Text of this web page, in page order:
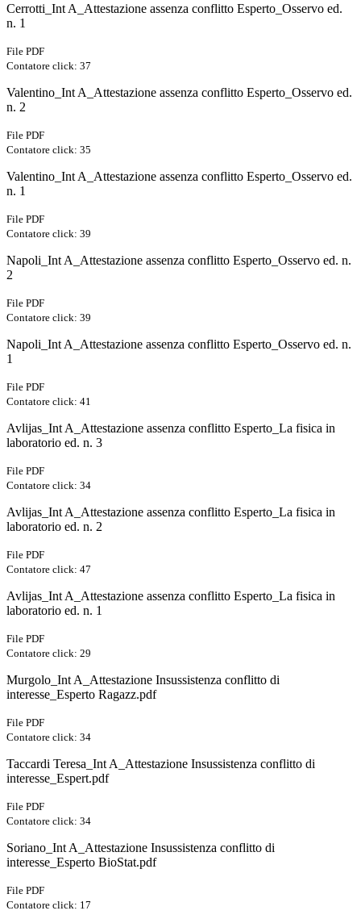
Cerrotti_Int A_Attestazione assenza conflitto Esperto_Osservo ed.
n. 1
File PDF
Contatore click: 37
Valentino_Int A_Attestazione assenza conflitto Esperto_Osservo ed.
n. 2
File PDF
Contatore click: 35
Valentino_Int A_Attestazione assenza conflitto Esperto_Osservo ed.
n. 1
File PDF
Contatore click: 39
Napoli_Int A_Attestazione assenza conflitto Esperto_Osservo ed. n.
2
File PDF
Contatore click: 39
Napoli_Int A_Attestazione assenza conflitto Esperto_Osservo ed. n.
1
File PDF
Contatore click: 41
Avlijas_Int A_Attestazione assenza conflitto Esperto_La fisica in
laboratorio ed. n. 3
File PDF
Contatore click: 34
Avlijas_Int A_Attestazione assenza conflitto Esperto_La fisica in
laboratorio ed. n. 2
File PDF
Contatore click: 47
Avlijas_Int A_Attestazione assenza conflitto Esperto_La fisica in
laboratorio ed. n. 1
File PDF
Contatore click: 29
Murgolo_Int A_Attestazione Insussistenza conflitto di
interesse_Esperto Ragazz.pdf
File PDF
Contatore click: 34
Taccardi Teresa_Int A_Attestazione Insussistenza conflitto di
interesse_Espert.pdf
File PDF
Contatore click: 34
Soriano_Int A_Attestazione Insussistenza conflitto di
interesse_Esperto BioStat.pdf
File PDF
Contatore click: 17